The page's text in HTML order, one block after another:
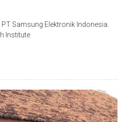
Samsung Elektronik Indonesia.
Institute